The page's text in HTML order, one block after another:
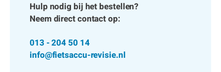
Hulp nodig bij het bestellen?
Neem direct contact op:
013 - 204 50 14
info@fietsaccu-revisie.nl